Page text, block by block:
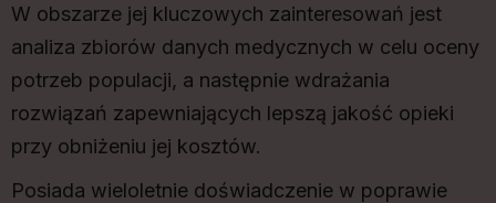
W obszarze jej kluczowych zainteresowań jest
analiza zbiorów danych medycznych w celu oceny
potrzeb populacji, a następnie wdrażania
rozwiązań zapewniających lepszą jakość opieki
przy obniżeniu jej kosztów.
Posiada wieloletnie doświadczenie w poprawie